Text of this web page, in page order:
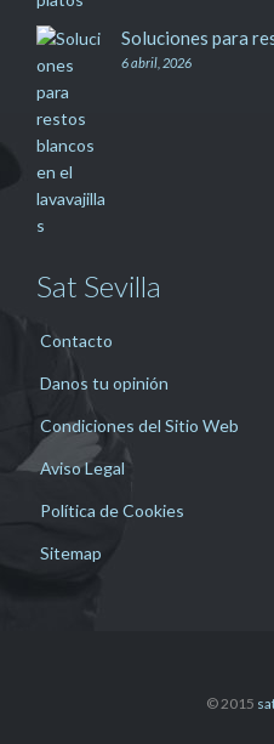
Soluciones para
6 abril, 2026
Sat Sevilla
Contacto
Danos tu opinión
Condiciones del Sitio Web
Aviso Legal
Política de Cookies
Sitemap
© 2015